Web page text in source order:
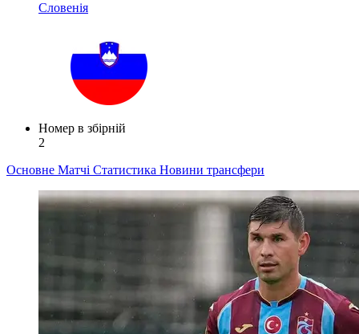
Словенія
Номер в збірній
2
Основне Матчі Статистика Новини трансфери